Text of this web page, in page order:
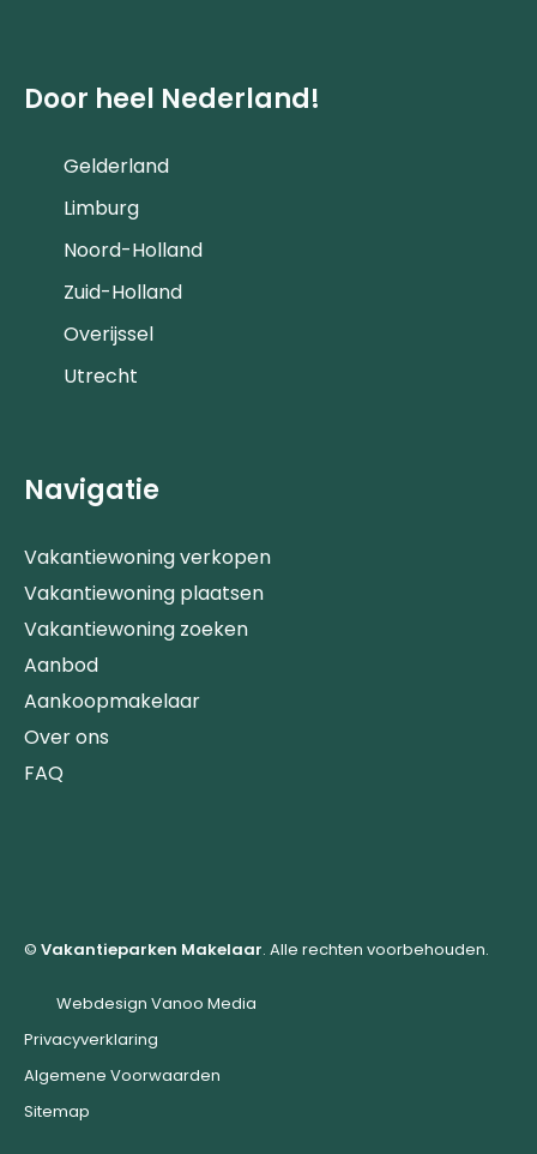
Door heel Nederland!
Gelderland
Limburg
Noord-Holland
Zuid-Holland
Overijssel
Utrecht
Navigatie
Vakantiewoning verkopen
Vakantiewoning plaatsen
Vakantiewoning zoeken
Aanbod
Aankoopmakelaar
Over ons
FAQ
© Vakantieparken Makelaar. Alle rechten voorbehouden.
Webdesign Vanoo Media
Privacyverklaring
Algemene Voorwaarden
Sitemap